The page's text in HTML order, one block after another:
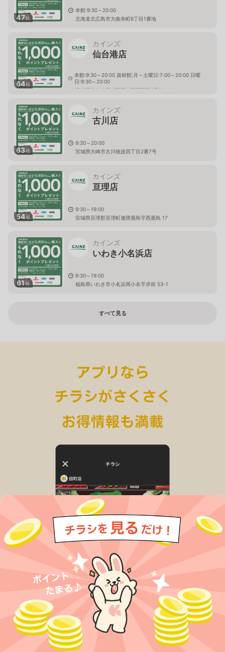
47枚
本館:9:30～20:00
北海道北広島市大曲幸町6丁目1番地
64枚
カインズ
仙台港店
本館:9:30～20:00 資材館:月～土曜日:7:00～20:00 日曜
日:9:30～20:00
宮城県仙台市宮城野区中野三丁目5番地の6
63枚
カインズ
古川店
9:30～20:00
宮城県大崎市古川穂波四丁目2番7号
54枚
カインズ
亘理店
9:30～19:00
宮城県亘理郡亘理町逢隈鹿島字西鹿島 17
61枚
カインズ
いわき小名浜店
9:30～19:00
福島県いわき市小名浜岡小名字岸前 53-1
すべて見る